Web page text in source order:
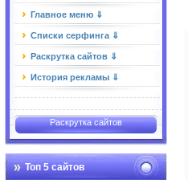
Главное меню ⇓
Списки серфинга ⇓
Раскрутка сайтов ⇓
История рекламы ⇓
Раскрутка сайтов
Топ 5 сайтов